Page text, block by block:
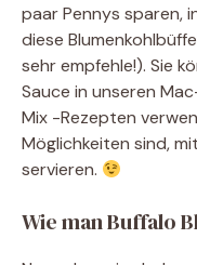
paar Pennys sparen,
diese
sehr empfehle!). Sie
Sauce in unseren
Mix -Rezepten
Möglichkeiten sind,
servieren.
Wie man Buffalo